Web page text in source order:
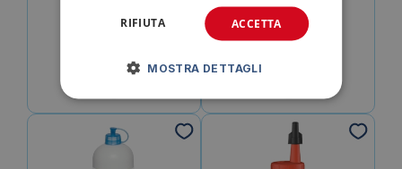
2,53€ 1,29€
IVA esclusa
ACCETTA
RIFIUTA
MOSTRA DETTAGLI